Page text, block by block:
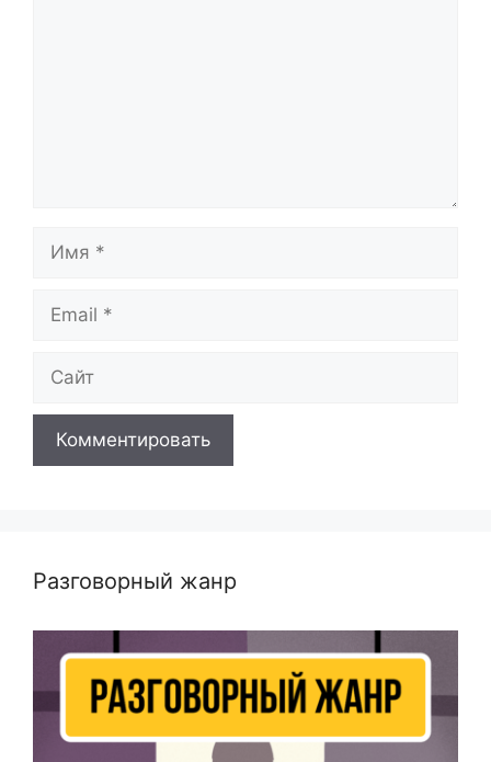
Имя
Email
Сайт
Разговорный жанр